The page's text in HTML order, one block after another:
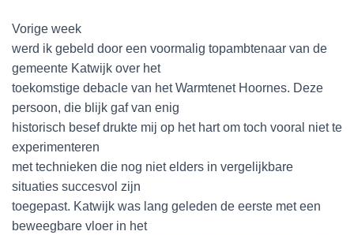
Vorige week
werd ik gebeld door een voormalig topambtenaar van de
gemeente Katwijk over het
toekomstige debacle van het Warmtenet Hoornes. Deze
persoon, die blijk gaf van enig
historisch besef drukte mij op het hart om toch vooral niet te
experimenteren
met technieken die nog niet elders in vergelijkbare
situaties succesvol zijn
toegepast. Katwijk was lang geleden de eerste met een
beweegbare vloer in het